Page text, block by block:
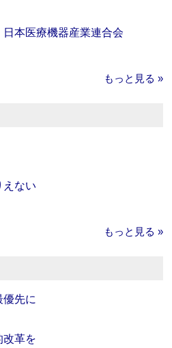
本医療機器産業連合会
もっと見る »
えない
もっと見る »
先に
改革を